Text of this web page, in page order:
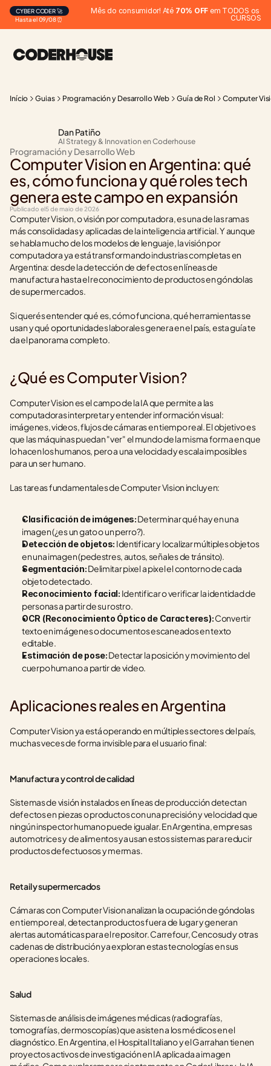
Hasta el 09/08 ⏰
CYBER CODER 🚀 Mês do consumidor! Até 70% OFF em TODOS os
CURSOS
Início Guias Programación y Desarrollo Web Guía de Rol Computer
Dan Patiño
AI Strategy & Innovation en Coderhouse
Programación y Desarrollo Web
Computer Vision en Argentina: qué
es, cómo funciona y qué roles tech
genera este campo en expansión
Publicado el5 de maio de 2026
Computer Vision, o visión por computadora, es una de las ramas
más consolidadas y aplicadas de la inteligencia artificial. Y aunque
se habla mucho de los modelos de lenguaje, la visión por
computadora ya está transformando industrias completas en
Argentina: desde la detección de defectos en líneas de
manufactura hasta el reconocimiento de productos en góndolas
de supermercados.
Si querés entender qué es, cómo funciona, qué herramientas se
usan y qué oportunidades laborales genera en el país, esta guía te
da el panorama completo.
¿Qué es Computer Vision?
Computer Vision es el campo de la IA que permite a las
computadoras interpretar y entender información visual:
imágenes, videos, flujos de cámaras en tiempo real. El objetivo es
que las máquinas puedan "ver" el mundo de la misma forma en que
lo hacen los humanos, pero a una velocidad y escala imposibles
para un ser humano.
Las tareas fundamentales de Computer Vision incluyen:
Clasificación de imágenes: Determinar qué hay en una
imagen (¿es un gato o un perro?).
Detección de objetos: Identificar y localizar múltiples objetos
en una imagen (pedestres, autos, señales de tránsito).
Segmentación: Delimitar pixel a pixel el contorno de cada
objeto detectado.
Reconocimiento facial: Identificar o verificar la identidad de
personas a partir de su rostro.
OCR (Reconocimiento Óptico de Caracteres): Convertir
texto en imágenes o documentos escaneados en texto
editable.
Estimación de pose: Detectar la posición y movimiento del
cuerpo humano a partir de video.
Aplicaciones reales en Argentina
Computer Vision ya está operando en múltiples sectores del país,
muchas veces de forma invisible para el usuario final:
Manufactura y control de calidad
Sistemas de visión instalados en líneas de producción detectan
defectos en piezas o productos con una precisión y velocidad que
ningún inspector humano puede igualar. En Argentina, empresas
automotrices y de alimentos ya usan estos sistemas para reducir
productos defectuosos y mermas.
Retail y supermercados
Cámaras con Computer Vision analizan la ocupación de góndolas
en tiempo real, detectan productos fuera de lugar y generan
alertas automáticas para el repositor. Carrefour, Cencosud y otras
cadenas de distribución ya exploran estas tecnologías en sus
operaciones locales.
Salud
Sistemas de análisis de imágenes médicas (radiografías,
tomografías, dermoscopías) que asisten a los médicos en el
diagnóstico. En Argentina, el Hospital Italiano y el Garrahan tienen
proyectos activos de investigación en IA aplicada a imagen